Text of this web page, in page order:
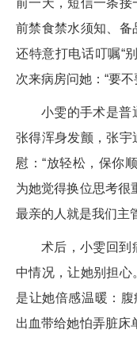
前一天，短信一条接
前禁食禁水须知、备
还特意打电话叮嘱“
次来病房问她：“要
小雯的手术是普
张得浑身发颤，张宇
慰：“放轻松，保你
为她觉得换位思考很
最亲的人就是我们主
术后，小雯回到
中情况，让她别担
是让她倍感温暖：腹
出血带给她怕弄脏床